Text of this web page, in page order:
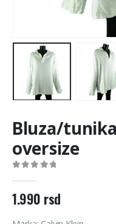
Bluza/
oversize
1.990 rsd